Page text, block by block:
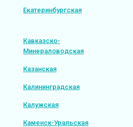
Екатеринбургская
Кавказско-
Минераловодская
Казанская
Калининградская
Калужская
Каменск-Уральская